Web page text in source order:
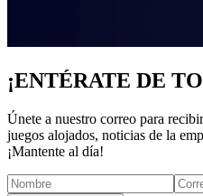
¡ENTÉRATE DE
Únete a nuestro correo para
juegos alojados, noticias de la
¡Mantente al día!